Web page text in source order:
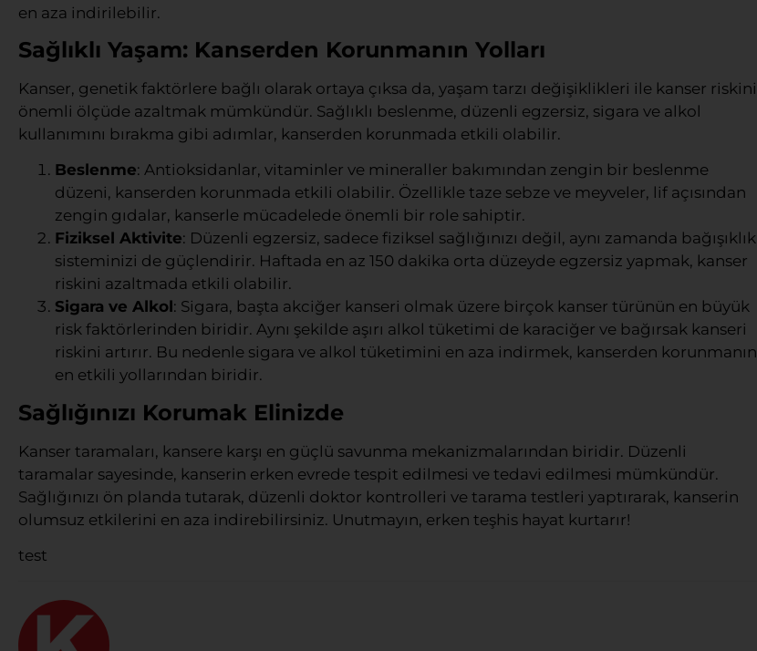
en aza indirilebilir.
Sağlıklı Yaşam: Kanserden Korunmanın Yolları
Kanser, genetik faktörlere bağlı olarak ortaya çıksa da, yaşam tarzı değişiklikleri ile kanser riskini
önemli ölçüde azaltmak mümkündür. Sağlıklı beslenme, düzenli egzersiz, sigara ve alkol
kullanımını bırakma gibi adımlar, kanserden korunmada etkili olabilir.
Beslenme: Antioksidanlar, vitaminler ve mineraller bakımından zengin bir beslenme
düzeni, kanserden korunmada etkili olabilir. Özellikle taze sebze ve meyveler, lif açısından
zengin gıdalar, kanserle mücadelede önemli bir role sahiptir.
Fiziksel Aktivite: Düzenli egzersiz, sadece fiziksel sağlığınızı değil, aynı zamanda bağışıklık
sisteminizi de güçlendirir. Haftada en az 150 dakika orta düzeyde egzersiz yapmak, kanser
riskini azaltmada etkili olabilir.
Sigara ve Alkol : Sigara, başta akciğer kanseri olmak üzere birçok kanser türünün en büyük
risk faktörlerinden biridir. Aynı şekilde aşırı alkol tüketimi de karaciğer ve bağırsak kanseri
riskini artırır. Bu nedenle sigara ve alkol tüketimini en aza indirmek, kanserden korunmanın
en etkili yollarından biridir.
Sağlığınızı Korumak Elinizde
Kanser taramaları, kansere karşı en güçlü savunma mekanizmalarından biridir. Düzenli
taramalar sayesinde, kanserin erken evrede tespit edilmesi ve tedavi edilmesi mümkündür.
Sağlığınızı ön planda tutarak, düzenli doktor kontrolleri ve tarama testleri yaptırarak, kanserin
olumsuz etkilerini en aza indirebilirsiniz. Unutmayın, erken teşhis hayat kurtarır!
test